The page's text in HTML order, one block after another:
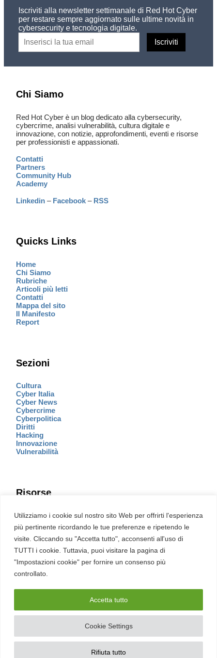
Utilizziamo i cookie sul nostro sito Web per offrirti l'esperienza
più pertinente ricordando le tue preferenze e ripetendo le
visite. Cliccando su "Accetta tutto", acconsenti all'uso di
TUTTI i cookie. Tuttavia, puoi visitare la pagina di
"Impostazioni cookie" per fornire un consenso più
controllato.
Cookie Settings
Rifiuta tutto
Accetta tutto
Iscriviti alla newsletter settimanale di Red Hot Cyber
per restare sempre aggiornato sulle ultime novità in
cybersecurity e tecnologia digitale.
Chi Siamo
Red Hot Cyber è un blog dedicato alla cybersecurity,
cybercrime, analisi vulnerabilità, cultura digitale e
innovazione, con notizie, approfondimenti, eventi e risorse
per professionisti e appassionati.
Contatti
Partners
Community Hub
Academy
Linkedin – Facebook – RSS
Quicks Links
Home
Chi Siamo
Rubriche
Articoli più letti
Contatti
Mappa del sito
Il Manifesto
Report
Sezioni
Cultura
Cyber Italia
Cyber News
Cybercrime
Cyberpolitica
Diritti
Hacking
Innovazione
Vulnerabilità
Risorse
Eventi
Fumetto Cyber
Newsletter
Servizi
Pubblicità
English
Ultime CVE critiche
2026 – REDHOTCYBER Srl. Tutti i diritti riservati